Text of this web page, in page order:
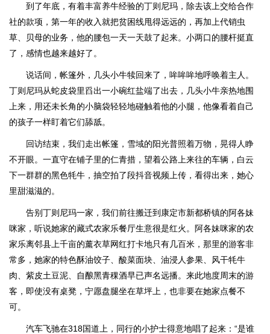
到了年底，有着丰富养牛经验的丁则尼玛，除去该上交给合作
社的款项，第一年的收入就把贫困线甩得远远的，再加上代销虫
草、贝母的业务，他的腰包一天一天鼓了起来。小两口的腰杆挺直
了，感情也越来越好了。
说话间，帐篷外，几头小牛犊回来了，哞哞哞地呼唤着主人。
丁则尼玛从蛇皮袋里舀出一小碗红盐端了出去，几头小牛亲热地围
上来，用还未长角的小脑袋轻轻地碰触着他的小腿，他像看着自己
的孩子一样盯着它们舔舐。
回访结束，我们走出帐篷，雪域的阳光普照着万物，晃得人睁
不开眼。一直守在铺子里的仁青措，望着公路上来往的车辆，白云
下一群群的黑色牦牛，抽空拍了段抖音视频上传，看得出来，她心
里甜滋滋的。
告别丁则尼玛一家，我们前往搬迁到康定市新都桥镇的阿各妹
咪家，听说她家的藏式农家乐餐厅生意很是红火。阿各妹咪家的农
家乐离邻县上千亩的薰衣草网红打卡地只有几百米，那里的游客非
常多，她家的特色酥油饺子、酸菜面块、油浸人参果、风干牦牛
肉、紫皮土豆泥、自酿黑青稞酒早已声名远播。来此地度周末的游
客，即使没有桌凳，宁愿盘腿坐在草坪上，也非要在她家点餐不
可。
汽车飞驰在318国道上，同行的小护士得意地唱了起来：“是谁